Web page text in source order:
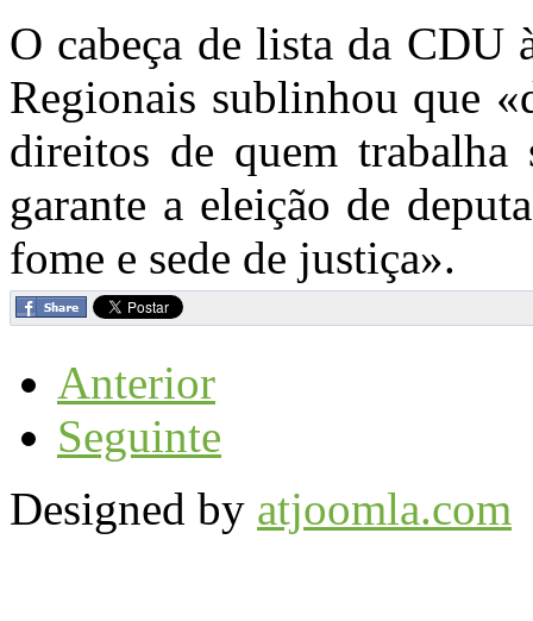
O cabeça de lista da CDU
Regionais sublinhou que
direitos de quem
garante a eleição de
fome e sede de justiça».
Anterior
Seguinte
Designed by atjoomla.com